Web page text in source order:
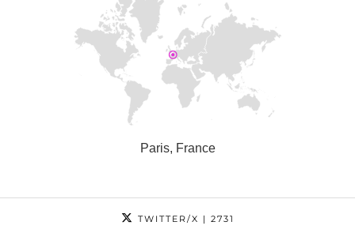
Paris, France
TWITTER/X | 2731